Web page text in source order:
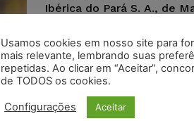
Ibérica do Pará S. A., de
totalmente esmagado
Usamos cookies em nosso site para
mais relevante, lembrando suas
repetidas. Ao clicar em “Aceitar”,
de TODOS os cookies.
Configurações Aceitar